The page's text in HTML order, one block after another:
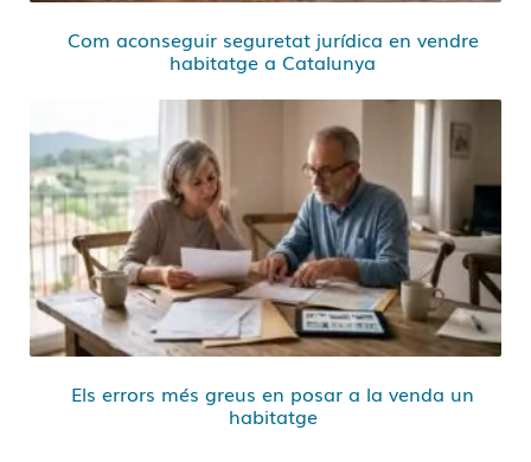
Com aconseguir seguretat jurídica en vendre
habitatge a Catalunya
Els errors més greus en posar a la venda un
habitatge